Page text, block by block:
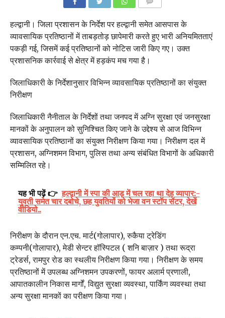
हल्द्वानी। जिला प्रशासन के निर्देश पर हल्द्वानी समेत आसपास के
व्यावसायिक प्रतिष्ठानों में ताबड़तोड़ छापेमारी करते हुए भारी अनियमितताएं
पकड़ी गई, जिसमें कई प्रतिष्ठानों को नोटिस जारी किए गए। उक्त
प्रशासनिक कार्रवाई से क्षेत्र में हड़कंप मच गया है।
जिलाधिकारी के निर्देशानुसार विभिन्न व्यावसायिक प्रतिष्ठानों का संयुक्त
निरीक्षण
जिलाधिकारी नैनीताल के निर्देशों तथा जनपद में अग्नि सुरक्षा एवं जनसुरक्षा
मानकों के अनुपालन को सुनिश्चित किए जाने के उद्देश्य से आज विभिन्न
व्यावसायिक प्रतिष्ठानों का संयुक्त निरीक्षण किया गया। निरीक्षण दल में
प्रशासन, अग्निशमन विभाग, पुलिस तथा अन्य संबंधित विभागों के अधिकारी
सम्मिलित रहे।
यह भी पढ़ें 👉 हल्द्वानी में स्पा की आड़ में चल रहा था देह व्यापार:-
युवती समेत चार दबोचे, छह युवतियों को भेजा वन स्टॉप सेंटर, देखें
वीडियो..
निरीक्षण के दौरान एन.एच. मार्ट(गोलापार), रुकैया ट्रेडिंग
कम्पनी(गोलापार), मेडी सेन्टर हॉस्पिटल ( शनि बाज़ार ) तथा रूद्रा
ट्रेडर्स, रामपुर रोड का स्थलीय निरीक्षण किया गया। निरीक्षण के समय
प्रतिष्ठानों में उपलब्ध अग्निशमन उपकरणों, फायर अलार्म प्रणाली,
आपातकालीन निकास मार्गों, विद्युत सुरक्षा व्यवस्था, पार्किंग व्यवस्था तथा
अन्य सुरक्षा मानकों का परीक्षण किया गया।